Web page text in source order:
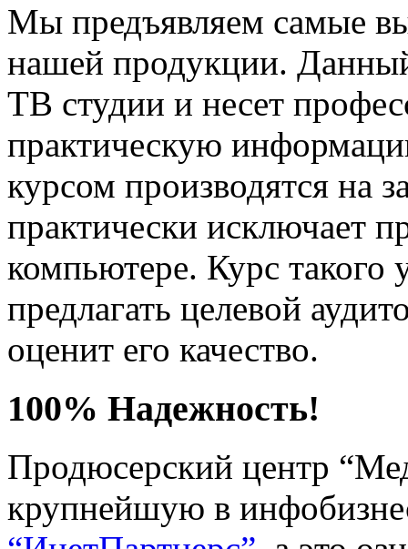
Мы предъявляем самые
нашей продукции.
ТВ студии и несет
практическую
курсом производятся на
практически исключает
компьютере. Курс
предлагать целевой
оценит его качество.
100% Надежность!
Продюсерский центр
крупнейшую в